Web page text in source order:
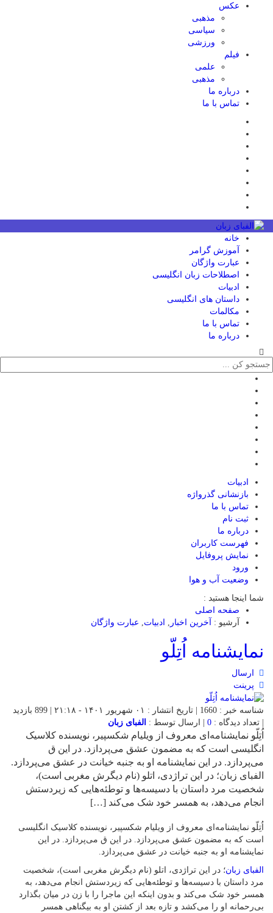
عکس
مذهبی
سیاسی
ورزشی
فیلم
علمی
مذهبی
درباره ما
تماس با ما
خانه
آموزش گرامر
عبارت واژگان
اصطلاحات زبان انگلیسی
ادبیات
داستان های انگلیسی
مکالمات
تماس با ما
درباره ما
ادبیات
بازنشانی گذرواژه
تماس با ما
ثبت نام
درباره ما
فهرست کاربران
نمایش پروفایل
ورود
وضعیت آب و هوا
شما اینجا هستید :
صفحه اصلی
آرشیو :
آخرین اخبار ادبیات عبارت واژگان
نمایشنامه اُتِلّو
ارسال
پرینت
شناسه خبر : 1660 | تاریخ انتشار : ۰۱ شهریور ۱۴۰۱ - ۲۱:۱۸ | 899 بازدید
| تعداد دیدگاه : 0 | ارسال توسط : الفبای زبان
اُتِلّو نمایشنامه‌ای معروف از ویلیام شکسپیر، نویسنده کلاسیک
انگلیسی است که به مضمون عشق می‌پردازد. در این ق
می‌پردازد. در این نمایشنامه او به جنبه خیانت در عشق می‌پردازد.
الفبای زبان؛ در این تراژدی، اتلو (نام دیگرش مغربی است)،
شخصیت مرد داستان با دسیسه‌ها و توطئه‌هایی که زیردستش
انجام می‌دهد، به همسر خود شک می‌کند […]
اُتِلّو نمایشنامه‌ای معروف از ویلیام شکسپیر، نویسنده کلاسیک انگلیسی
است که به مضمون عشق می‌پردازد. در این ق می‌پردازد. در این
نمایشنامه او به جنبه خیانت در عشق می‌پردازد.
الفبای زبان؛ در این تراژدی، اتلو (نام دیگرش مغربی است)، شخصیت
مرد داستان با دسیسه‌ها و توطئه‌هایی که زیردستش انجام می‌دهد، به
همسر خود شک می‌کند و بدون اینکه این ماجرا را با زن در میان بگذارد
بی‌رحمانه او را می‌کشد و تازه بعد از کشتن او به بیگناهی همسر